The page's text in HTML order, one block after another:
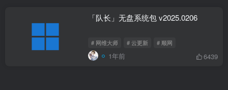
「队长」无盘系统包 v2025.0206
# 网维大师 # 云更新 # 顺网
1年前 6439